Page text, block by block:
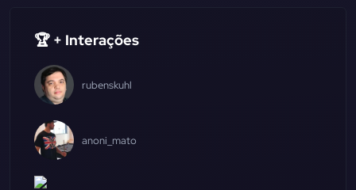
🏆 + Interações
rubenskuhl
anoni_mato